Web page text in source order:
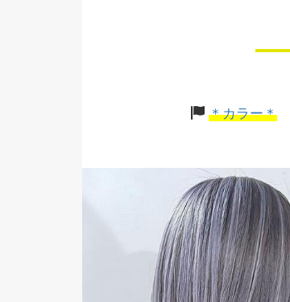
＊カラー＊